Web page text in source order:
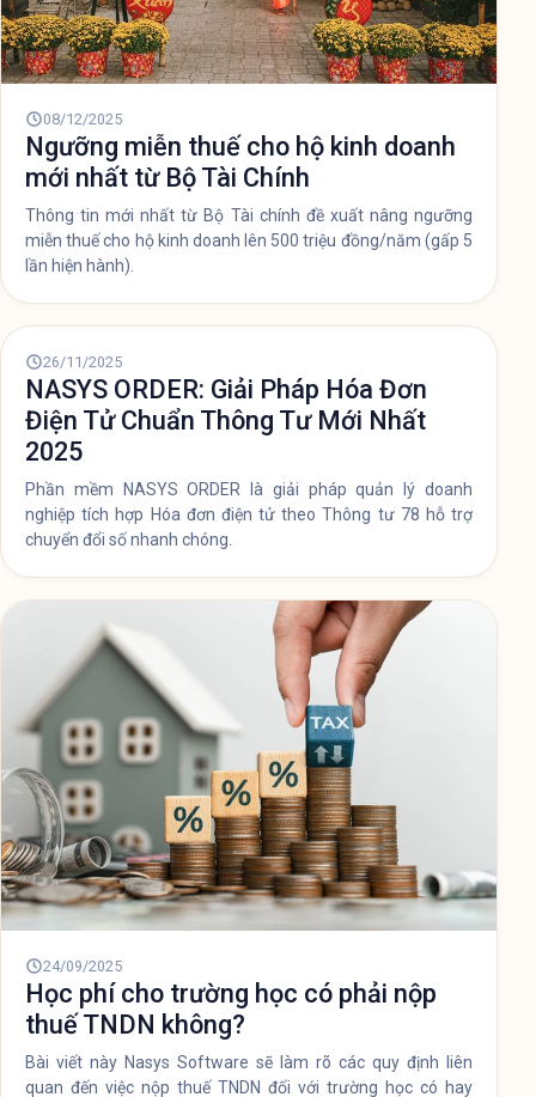
Giải pháp quản lý bán hàng toàn diện,
tiết kiệm chi phí cho hộ kinh doanh và
doanh nghiệp
Ngưỡng miễn thuế cho hộ kinh doanh
mới nhất từ Bộ Tài Chính
Thông tin mới nhất từ Bộ Tài chính đề xuất nâng ngưỡng
miễn thuế cho hộ kinh doanh lên 500 triệu đồng/năm (gấp 5
lần hiện hành).
26/11/2025
NASYS ORDER: Giải Pháp Hóa Đơn
Điện Tử Chuẩn Thông Tư Mới Nhất
Phần mềm NASYS ORDER là giải pháp quản lý doanh
nghiệp tích hợp Hóa đơn điện tử theo Thông tư 78 hỗ trợ
chuyển đổi số nhanh chóng.